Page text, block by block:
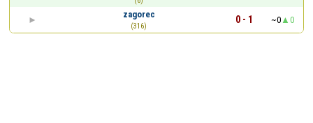
zagorec
(316)
0 - 1 ~0 0